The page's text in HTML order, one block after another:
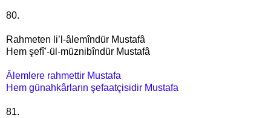
80.
Rahmeten li’l-âlemîndür Mustafâ
Hem şefî’-ül-müznibîndür Mustafâ
Âlemlere rahmettir Mustafa
Hem günahkârların şefaatçisidir Mustafa
81.